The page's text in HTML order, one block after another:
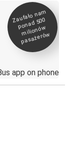
Zaufało na
m
ponad 500
milionó
w
pasażeró
w